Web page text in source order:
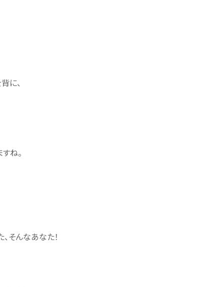
に、
ね。
そんなあなた！